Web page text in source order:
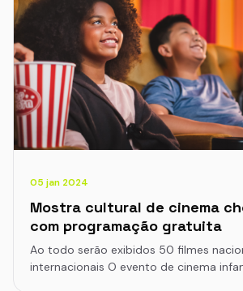
05 jan 2024
Mostra cultural de cinema
com programação gratuita
Ao todo serão exibidos 50 filmes
internacionais O evento de cinema